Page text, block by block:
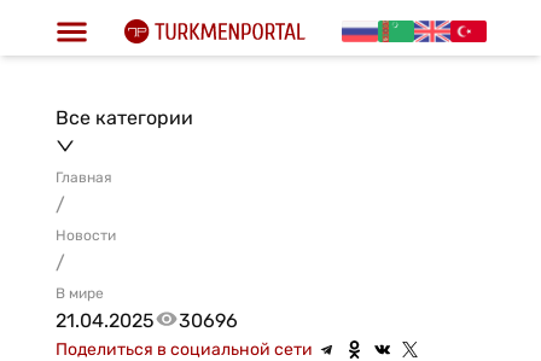
Все категории
Главная
/
Новости
/
В мире
21.04.2025 30696
Поделиться в социальной сети